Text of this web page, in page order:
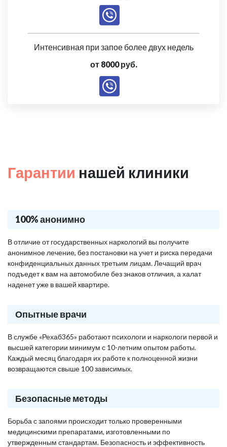
Интенсивная при запое более двух недель
от 8000 руб.
Гарантии нашей клиники
100% анонимно
В отличие от государственных наркологий вы получите
анонимное лечение, без постановки на учет и риска передачи
конфиденциальных данных третьим лицам. Лечащий врач
подъедет к вам на автомобиле без знаков отличия, а халат
наденет уже в вашей квартире.
Опытные врачи
В службе «Рехаб365» работают психологи и наркологи первой и
высшей категории минимум с 10-летним опытом работы.
Каждый месяц благодаря их работе к полноценной жизни
возвращаются свыше 100 зависимых.
Безопасные методы
Борьба с запоями происходит только проверенными
медицинскими препаратами, изготовленными по
утвержденным стандартам. Безопасность и эффективность